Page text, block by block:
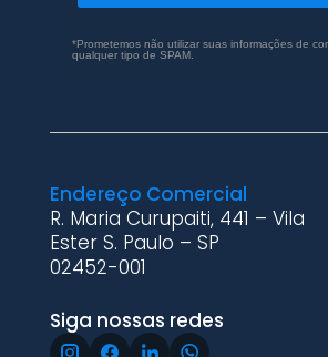
*Prometemos não utilizar suas informações de
qualquer tipo de SPAM.
Endereço Comercial
R. Maria Curupaiti, 441 – Vila
Ester S. Paulo – SP
02452-001
Siga nossas redes